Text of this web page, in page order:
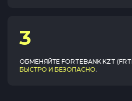
3
ОБМЕНЯЙТЕ FORTEBANK KZT
БЫСТРО И БЕЗОПАСНО.